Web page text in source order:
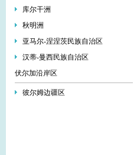
库尔干洲
秋明洲
亚马尔-涅涅茨民族自治区
汉蒂-曼西民族自治区
伏尔加沿岸区
彼尔姆边疆区